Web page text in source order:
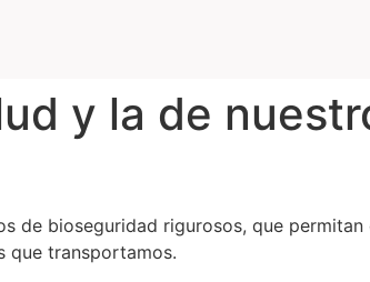
y la de
de bioseguridad rigurosos, que
que transportamos.